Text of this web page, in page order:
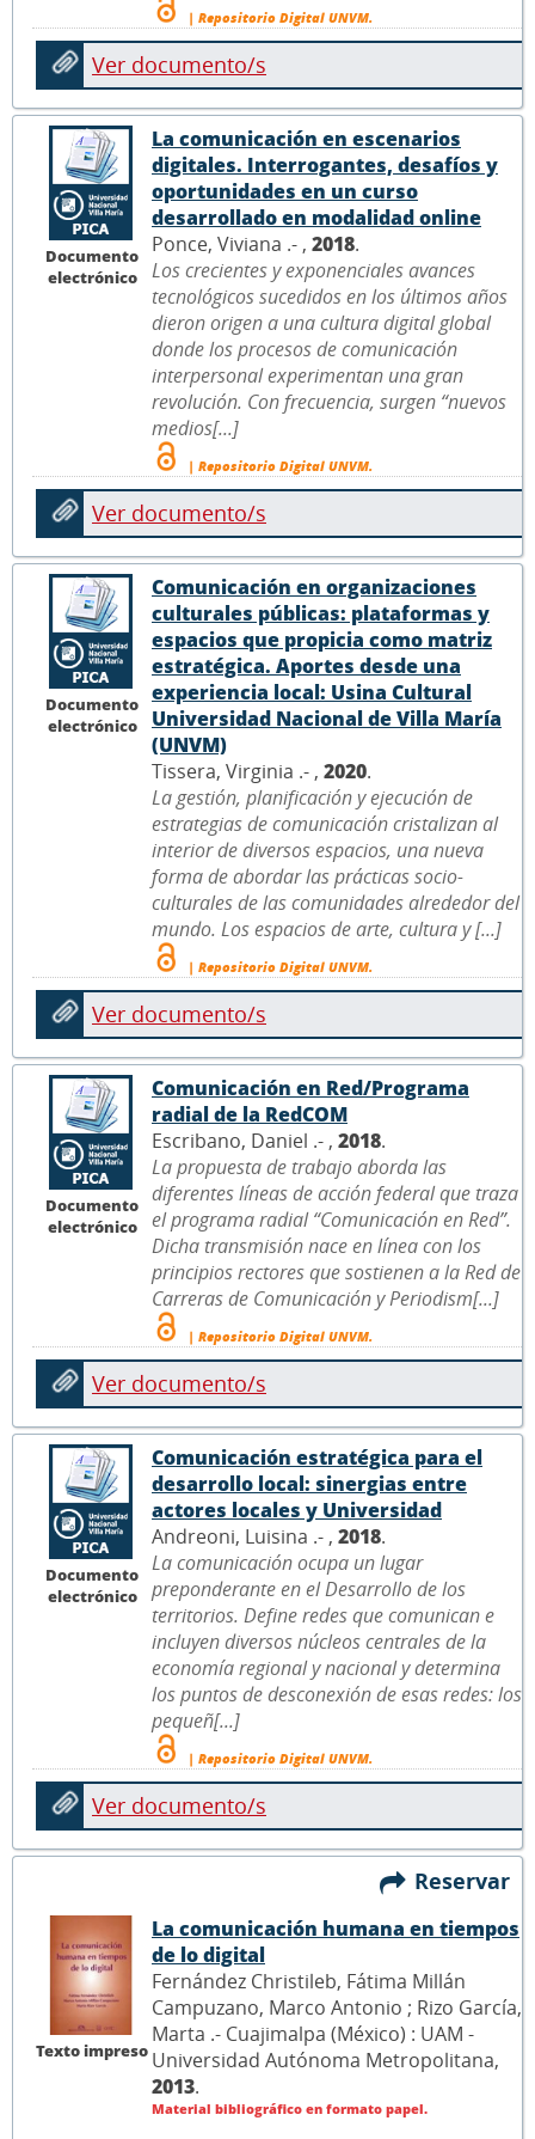
| Repositorio Digital UNVM.
Ver documento/s
Documento
electrónico
La comunicación en escenarios
digitales. Interrogantes, desafíos y
oportunidades en un curso
desarrollado en modalidad online
Ponce, Viviana .- , 2018.
Los crecientes y exponenciales avances
tecnológicos sucedidos en los últimos años
dieron origen a una cultura digital global
donde los procesos de comunicación
interpersonal experimentan una gran
revolución. Con frecuencia, surgen “nuevos
medios[...]
| Repositorio Digital UNVM.
Ver documento/s
Documento
electrónico
Comunicación en organizaciones
culturales públicas: plataformas y
espacios que propicia como matriz
estratégica. Aportes desde una
experiencia local: Usina Cultural
Universidad Nacional de Villa María
(UNVM)
Tissera, Virginia .- , 2020.
La gestión, planificación y ejecución de
estrategias de comunicación cristalizan al
interior de diversos espacios, una nueva
forma de abordar las prácticas socio-
culturales de las comunidades alrededor del
mundo. Los espacios de arte, cultura y [...]
| Repositorio Digital UNVM.
Ver documento/s
Documento
electrónico
Comunicación en Red/Programa
radial de la RedCOM
Escribano, Daniel .- , 2018.
La propuesta de trabajo aborda las
diferentes líneas de acción federal que traza
el programa radial “Comunicación en Red”.
Dicha transmisión nace en línea con los
principios rectores que sostienen a la Red de
Carreras de Comunicación y Periodism[...]
| Repositorio Digital UNVM.
Ver documento/s
Documento
electrónico
Comunicación estratégica para el
desarrollo local: sinergias entre
actores locales y Universidad
Andreoni, Luisina .- , 2018.
La comunicación ocupa un lugar
preponderante en el Desarrollo de los
territorios. Define redes que comunican e
incluyen diversos núcleos centrales de la
economía regional y nacional y determina
los puntos de desconexión de esas redes: los
pequeñ[...]
| Repositorio Digital UNVM.
Ver documento/s
Reservar
Texto impreso
La comunicación humana en tiempos
de lo digital
Fernández Christileb, Fátima Millán
Campuzano, Marco Antonio ; Rizo García,
Marta .- Cuajimalpa (México) : UAM -
Universidad Autónoma Metropolitana,
2013.
Material bibliográfico en formato papel.